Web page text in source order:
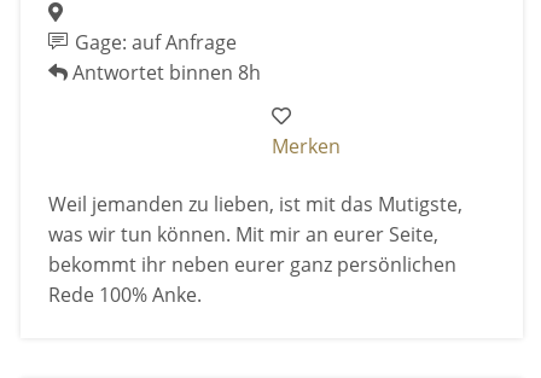
Gage: auf Anfrage
Antwortet binnen 8h
Merken
Weil jemanden zu lieben, ist mit das Mutigste,
was wir tun können. Mit mir an eurer Seite,
bekommt ihr neben eurer ganz persönlichen
Rede 100% Anke.